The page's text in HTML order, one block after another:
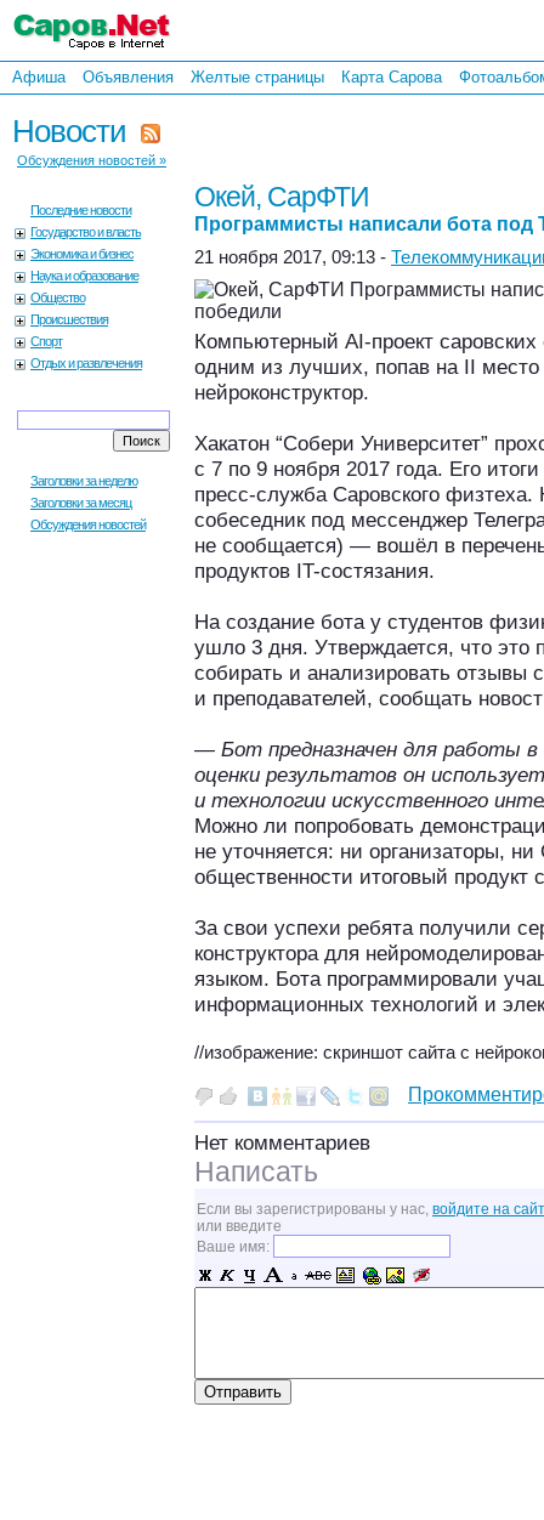
Афиша Объявления Желтые страницы Карта Сарова
Новости
Обсуждения новостей »
Последние новости
Государство и власть
Экономика и бизнес
Наука и образование
Общество
Происшествия
Спорт
Отдых и развлечения
Заголовки за неделю
Заголовки за месяц
Обсуждения новостей
Окей, СарФТИ
Программисты написали бота под
21 ноября 2017, 09:13 -
Компьютерный AI-проект
одним из лучших, попав на II место
нейроконструктор.
Хакатон “Собери Университет”
с 7 по 9 ноября 2017 года. Его
пресс-служба Саровского
собеседник под мессенджер
не сообщается) — вошёл в
продуктов IT-состязания.
На создание бота у студентов
ушло 3 дня. Утверждается, что это
собирать и анализировать отзывы
и преподавателей, сообщать
— Бот предназначен для работы в
оценки результатов он
и технологии искусственного
Можно ли попробовать
не уточняется: ни организаторы,
общественности итоговый продукт
За свои успехи ребята получили
конструктора для
языком. Бота программировали
информационных технологий и
//изображение: скриншот сайта с
Нет комментариев
Написать
Если вы зарегистрированы у нас, войдите на сайт
или введите
Ваше имя: